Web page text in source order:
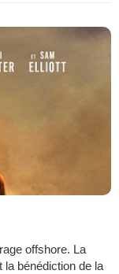
offshore. La
la bénédiction de la